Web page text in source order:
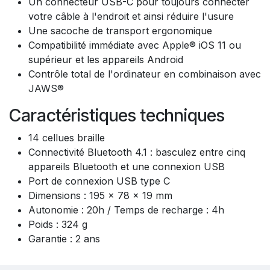
votre câble à l'endroit et ainsi réduire l'usure
Une sacoche de transport ergonomique
Compatibilité immédiate avec Apple® iOS 11 ou
supérieur et les appareils Android
Contrôle total de l'ordinateur en combinaison avec
JAWS®
Caractéristiques techniques
14 cellues braille
Connectivité Bluetooth 4.1 : basculez entre cinq
appareils Bluetooth et une connexion USB
Port de connexion USB type C
Dimensions : 195 x 78 x 19 mm
Autonomie : 20h / Temps de recharge : 4h
Poids : 324 g
Garantie : 2 ans